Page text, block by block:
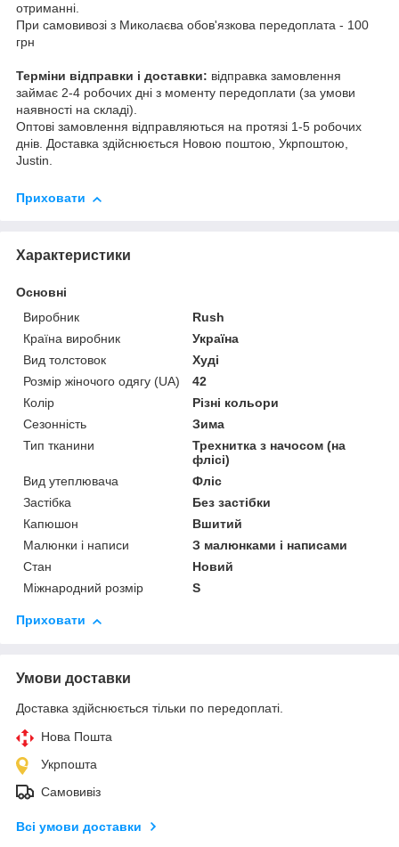
отриманні.
При самовивозі з Миколаєва обов'язкова передоплата - 100
грн
Терміни відправки і доставки: відправка замовлення
займає 2-4 робочих дні з моменту передоплати (за умови
наявності на складі).
Оптові замовлення відправляються на протязі 1-5 робочих
днів. Доставка здійснюється Новою поштою, Укрпоштою,
Justin.
Приховати
Характеристики
Основні
Виробник
Rush
Країна виробник
Україна
Вид толстовок
Худі
Розмір жіночого одягу (UA)
42
Колір
Різні кольори
Сезонність
Зима
Тип тканини
Трехнитка з начосом (на
флісі)
Вид утеплювача
Фліс
Застібка
Без застібки
Капюшон
Вшитий
Малюнки і написи
З малюнками і написами
Стан
Новий
Міжнародний розмір
S
Приховати
Умови доставки
Доставка здійснюється тільки по передоплаті.
Нова Пошта
Укрпошта
Самовивіз
Всі умови доставки